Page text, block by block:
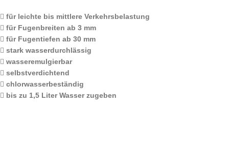
für leichte bis mittlere Verkehrsbelastung
für Fugenbreiten ab 3 mm
für Fugentiefen ab 30 mm
stark wasserdurchlässig
wasseremulgierbar
selbstverdichtend
chlorwasserbeständig
bis zu 1,5 Liter Wasser zugeben